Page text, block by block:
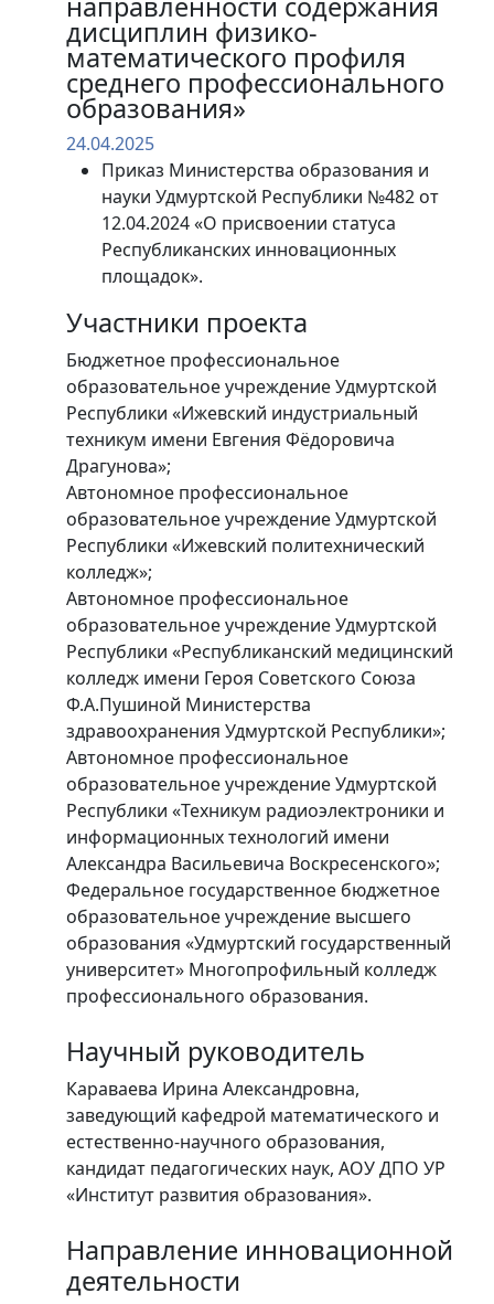
дисциплин физико-
математического профиля
среднего профессионального
образования»
24.04.2025
Приказ Министерства образования и
науки Удмуртской Республики №482 от
12.04.2024 «О присвоении статуса
Республиканских инновационных
площадок».
Участники проекта
Бюджетное профессиональное
образовательное учреждение Удмуртской
Республики «Ижевский индустриальный
техникум имени Евгения Фёдоровича
Драгунова»;
Автономное профессиональное
образовательное учреждение Удмуртской
Республики «Ижевский политехнический
колледж»;
Автономное профессиональное
образовательное учреждение Удмуртской
Республики «Республиканский медицинский
колледж имени Героя Советского Союза
Ф.А.Пушиной Министерства
здравоохранения Удмуртской Республики»;
Автономное профессиональное
образовательное учреждение Удмуртской
Республики «Техникум радиоэлектроники и
информационных технологий имени
Александра Васильевича Воскресенского»;
Федеральное государственное бюджетное
образовательное учреждение высшего
образования «Удмуртский государственный
университет» Многопрофильный колледж
профессионального образования.
Научный руководитель
Караваева Ирина Александровна,
заведующий кафедрой математического и
естественно-научного образования,
кандидат педагогических наук, АОУ ДПО УР
«Институт развития образования».
Направление инновационной
деятельности